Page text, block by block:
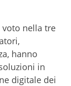
voto nella tre
hanno
in
digitale dei